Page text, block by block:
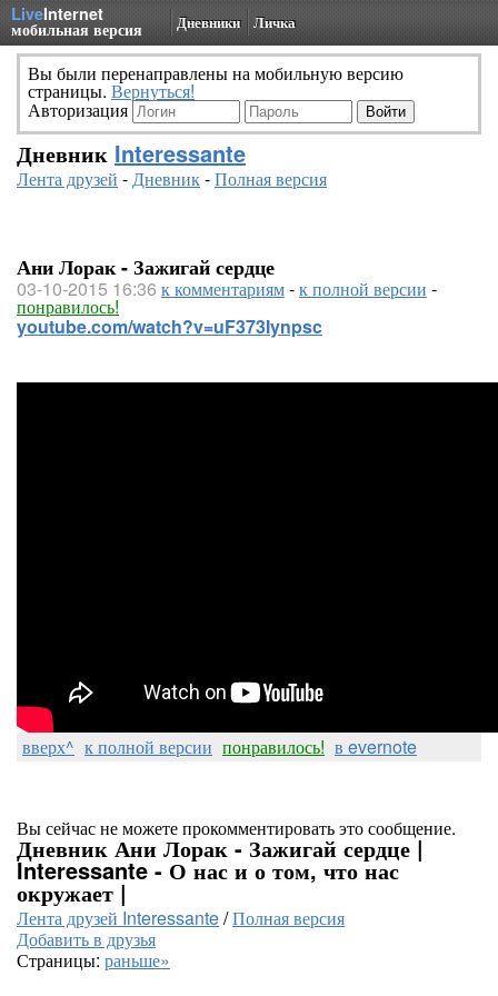
LiveInternet
мобильная версия Дневники Личка
Вы были перенаправлены на мобильную версию
страницы. Вернуться!
Авторизация
Дневник Interessante
Лента друзей -Дневник-Полная версия
Ани Лорак - Зажигай сердце
03-10-2015 16:36 к комментариям-к полной версии -
понравилось!
youtube.com/watch?v=uF373Iynpsc
вверх^ к полной версии понравилось! в evernote
Вы сейчас не можете прокомментировать это сообщение.
Дневник Ани Лорак - Зажигай сердце |
Interessante - О нас и о том, что нас
окружает |
Лента друзей Interessante/Полная версия
Добавить в друзья
Страницы: раньше»